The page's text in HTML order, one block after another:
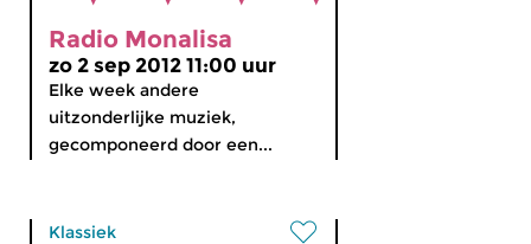
Radio Monalisa
zo 2 sep 2012 11:00 uur
Elke week andere
uitzonderlijke muziek,
gecomponeerd door een...
Klassiek